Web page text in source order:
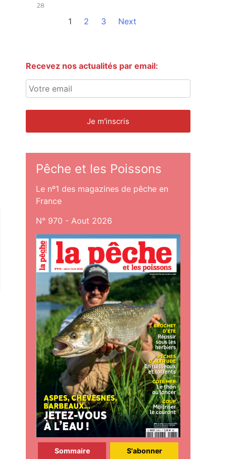
28
1 2 3 Next
Recevez nos actualités par email:
Pêche et les Poissons
Le nº1 des magazines de pêche en
France
N° 970 - Aout 2026
Sommaire S'abonner